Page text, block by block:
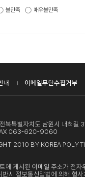
불만족 매우불만족
내 이메일무단수집거부
북특별자치도 남원시 내척
063-620-9060
2010 BY KOREA
에 게시된 이메일 주소가 전
반시 정보통신망법에 의해 형